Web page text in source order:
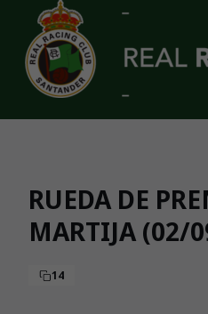
Skip to main content
RUEDA DE
MARTIJA (02/
14